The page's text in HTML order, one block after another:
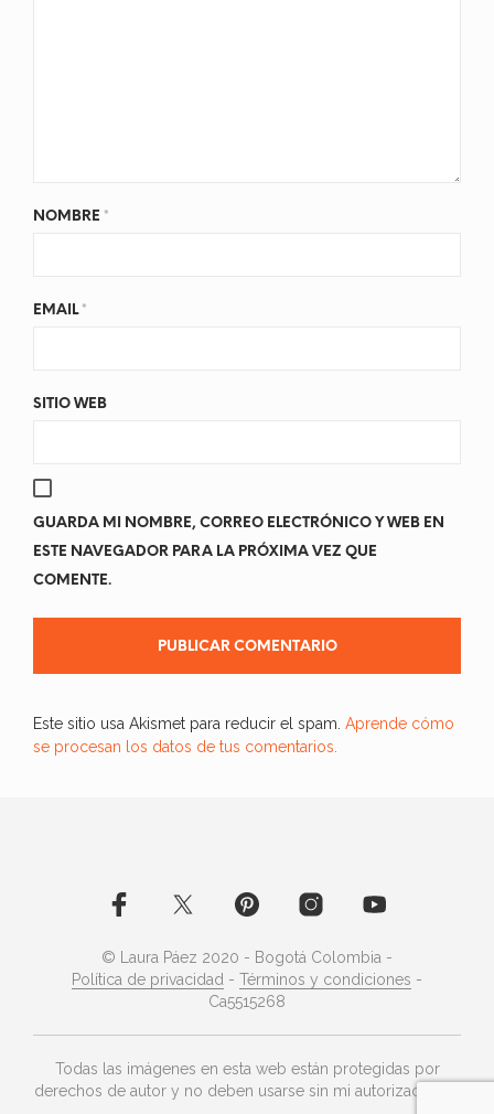
NOMBRE *
EMAIL *
SITIO WEB
GUARDA MI NOMBRE, CORREO ELECTRÓNICO Y WEB EN
ESTE NAVEGADOR PARA LA PRÓXIMA VEZ QUE
COMENTE.
Este sitio usa Akismet para reducir el spam. Aprende cómo
se procesan los datos de tus comentarios.
© Laura Páez 2020 - Bogotá Colombia -
Política de privacidad - Términos y condiciones -
Ca5515268
Todas las imágenes en esta web están protegidas por
derechos de autor y no deben usarse sin mi autorización ©